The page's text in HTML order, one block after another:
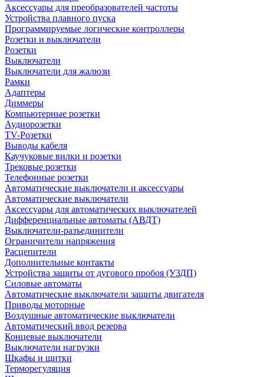
Аксессуары для преобразователей частоты
Устройства плавного пуска
Программируемые логические контроллеры
Розетки и выключатели
Розетки
Выключатели
Выключатели для жалюзи
Рамки
Адаптеры
Диммеры
Компьютерные розетки
Аудиорозетки
TV-Розетки
Выводы кабеля
Каучуковые вилки и розетки
Трековые розетки
Телефонные розетки
Автоматические выключатели и аксессуары
Автоматические выключатели
Аксессуары для автоматических выключателей
Дифференциальные автоматы (АВДТ)
Выключатели-разъединители
Ограничители напряжения
Расцепители
Дополнительные контакты
Устройства защиты от дугового пробоя (УЗДП)
Силовые автоматы
Автоматические выключатели защиты двигателя
Приводы моторные
Воздушные автоматические выключатели
Автоматический ввод резерва
Концевые выключатели
Выключатели нагрузки
Шкафы и щитки
Терморегуляция